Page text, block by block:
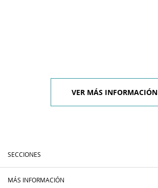
VER MÁS INFORMACIÓN
SECCIONES
MÁS INFORMACIÓN